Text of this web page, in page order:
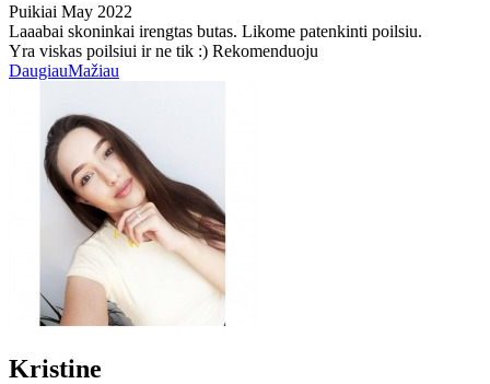
Puikiai May 2022
Laaabai skoninkai irengtas butas. Likome patenkinti poilsiu.
Yra viskas poilsiui ir ne tik :) Rekomenduoju
DaugiauMažiau
Kristine